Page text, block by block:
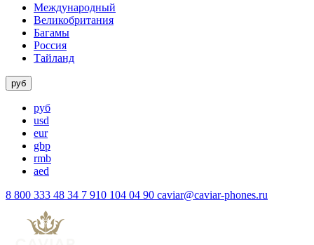
Международный
Великобритания
Багамы
Россия
Тайланд
руб
руб
usd
eur
gbp
rmb
aed
8 800 333 48 34 7 910 104 04 90 caviar@caviar-phones.ru